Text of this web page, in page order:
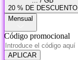
20 % DE DESCUENTO
Mensual
Código promocional
APLICAR